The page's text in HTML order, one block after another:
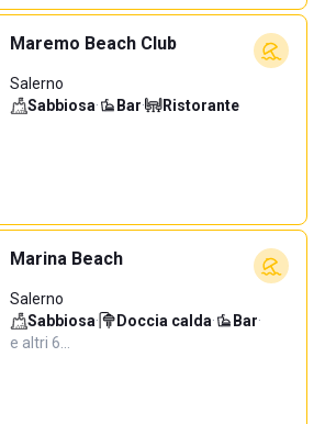
Maremo Beach Club
Salerno
Sabbiosa· Bar· Ristorante
Marina Beach
Salerno
Sabbiosa· Doccia calda· Bar·
e altri 6…